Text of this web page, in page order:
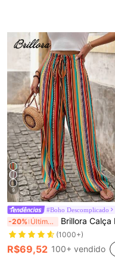
9
#Boho Descomplicado
-20% Últimos 3 dias Brillora Calça Reta de Perna Reta com Estampa Listrada e Nó na Cintura, Ideal
(1000+)
R$69,52 100+ vendido